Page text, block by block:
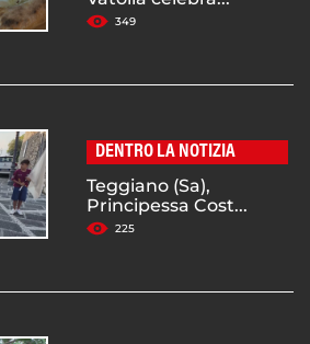
349
DENTRO LA NOTIZIA
Teggiano (Sa),
Principessa Cost...
225